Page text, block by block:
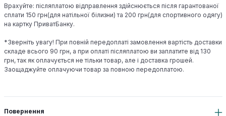
Врахуйте: післяплатою відправлення здійснюється після гарантованої
сплати 150 грн(для натільної білизни) та 200 грн(для спортивного одягу)
на картку ПриватБанку.
*Зверніть увагу! При повній передоплаті замовлення вартість доставки
складе всього 90 грн, а при оплаті післяплатою ви заплатите від 130
грн, так як оплачується не тільки товар, але і доставка грошей.
Заощаджуйте оплачуючи товар за повною передоплатою.
Повернення